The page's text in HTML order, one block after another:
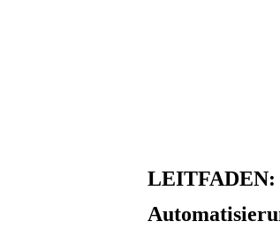
LEITFADEN: